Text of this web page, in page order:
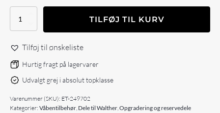
Eemann
PDP
OR
Plate
Mount
for
More
RTS
TILFØJ TIL KURV
Tilføj til ønskeliste
Hurtig fragt på lagervarer
Udvalgt grej i absolut topklasse
Varenummer (SKU): ET-249702
Kategorier: Våbentilbehør, Dele til Walther,Opgradering og reservedele